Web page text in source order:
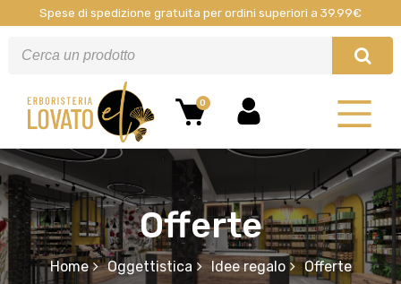
Spese di spedizione gratuita per ordini superiori a 39.99€
0
Offerte
Home Oggettistica Idee regalo Offerte